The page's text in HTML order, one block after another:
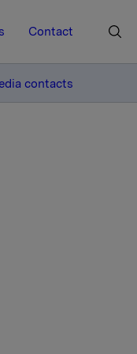
Contact
contacts